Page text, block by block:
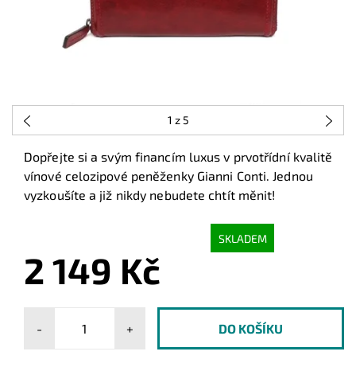
1 z 5
Dopřejte si a svým financím luxus v prvotřídní kvalitě
vínové celozipové peněženky Gianni Conti. Jednou
vyzkoušíte a již nikdy nebudete chtít měnit!
SKLADEM
2 149 Kč
- +